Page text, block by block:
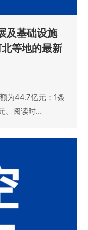
及基础设施
等地的最新
为44.7亿元；1条
。阅读时…